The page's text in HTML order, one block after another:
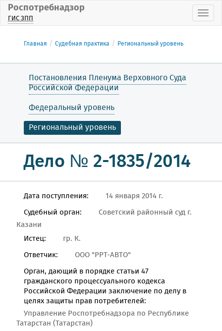
Роспотребнадзор
ГИС ЗПП
Главная Судебная практика Региональный уровень
Постановления Пленума Верховного Суда
Российской Федерации
Федеральный уровень
Региональный уровень
Дело № 2-1835/2014
Дата поступления:
14 января 2014 г.
Судебный орган:
Советский районный суд г.
Казани
Истец:
гр. К.
Ответчик:
ООО "РРТ-АВТО"
Орган, дающий в порядке статьи 47
гражданского процессуального кодекса
Российской Федерации заключение по делу в
целях защиты прав потребителей:
Управление Роспотребнадзора по Республике
Татарстан (Татарстан)